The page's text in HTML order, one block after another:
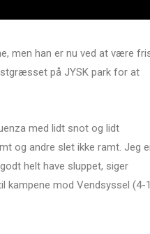
men han er nu ved at være
på JYSK park for at
med lidt snot og lidt
og andre slet ikke ramt. Jeg
helt have sluppet, siger
kampene mod Vendsyssel (4-